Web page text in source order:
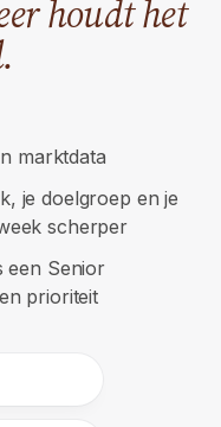
volume.
houdt het
marktdata
je doelgroep en je
scherper
Senior